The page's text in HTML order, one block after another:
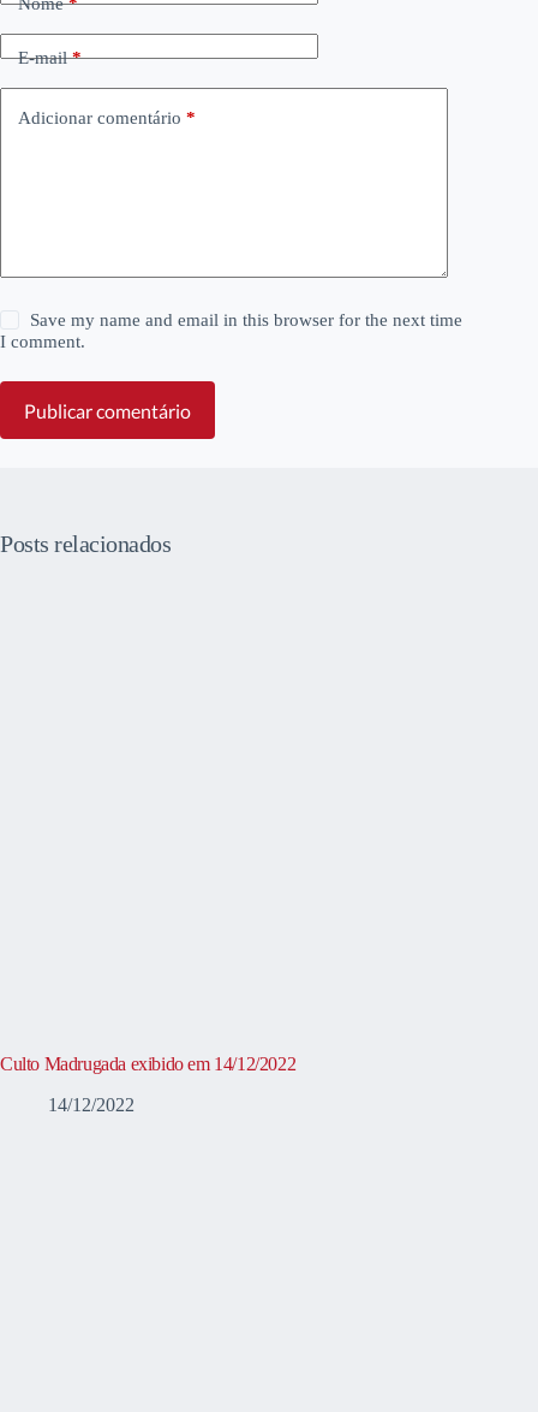
E-mail*
Adicionar comentário *
Save my name and email in this browser for the next time
I comment.
Publicar comentário
Posts relacionados
Culto Madrugada exibido em 14/12/2022
14/12/2022